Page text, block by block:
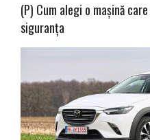
(P) Cum alegi o mașină
siguranța